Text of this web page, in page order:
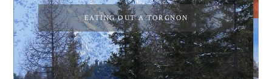
EATING OUT A TORGNON